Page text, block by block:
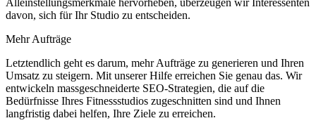
davon, sich für Ihr Studio zu entscheiden.
Mehr Aufträge
Letztendlich geht es darum, mehr Aufträge zu generieren und Ihren
Umsatz zu steigern. Mit unserer Hilfe erreichen Sie genau das. Wir
entwickeln massgeschneiderte SEO-Strategien, die auf die
Bedürfnisse Ihres Fitnessstudios zugeschnitten sind und Ihnen
langfristig dabei helfen, Ihre Ziele zu erreichen.